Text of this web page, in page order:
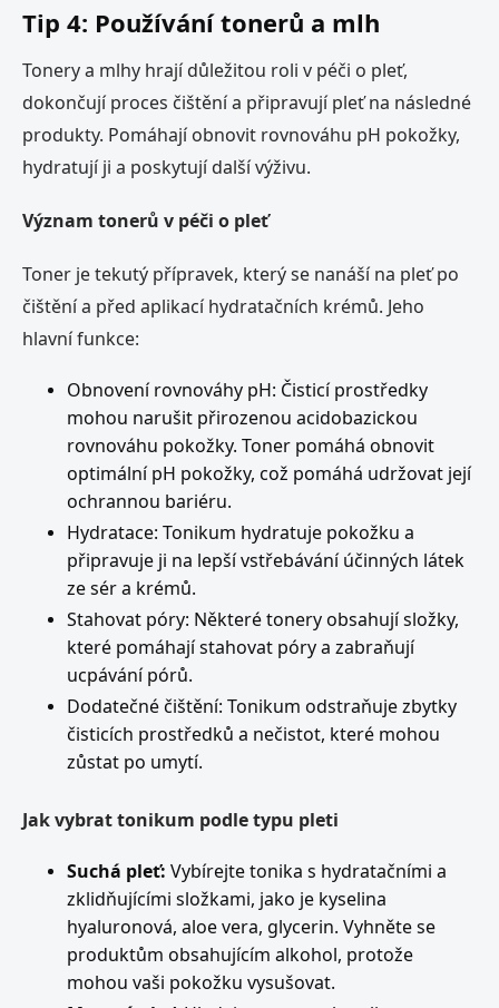
Tip 4: Používání tonerů a mlh
Tonery a mlhy hrají důležitou roli v péči o pleť,
dokončují proces čištění a připravují pleť na následné
produkty. Pomáhají obnovit rovnováhu pH pokožky,
hydratují ji a poskytují další výživu.
Význam tonerů v péči o pleť
Toner je tekutý přípravek, který se nanáší na pleť po
čištění a před aplikací hydratačních krémů. Jeho
hlavní funkce:
Obnovení rovnováhy pH: Čisticí prostředky
mohou narušit přirozenou acidobazickou
rovnováhu pokožky. Toner pomáhá obnovit
optimální pH pokožky, což pomáhá udržovat její
ochrannou bariéru.
Hydratace: Tonikum hydratuje pokožku a
připravuje ji na lepší vstřebávání účinných látek
ze sér a krémů.
Stahovat póry: Některé tonery obsahují složky,
které pomáhají stahovat póry a zabraňují
ucpávání pórů.
Dodatečné čištění: Tonikum odstraňuje zbytky
čisticích prostředků a nečistot, které mohou
zůstat po umytí.
Jak vybrat tonikum podle typu pleti
Suchá pleť: Vybírejte tonika s hydratačními a
zklidňujícími složkami, jako je kyselina
hyaluronová, aloe vera, glycerin. Vyhněte se
produktům obsahujícím alkohol, protože
mohou vaši pokožku vysušovat.